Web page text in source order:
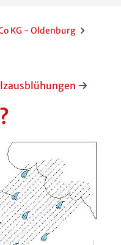
KG - Oldenburg